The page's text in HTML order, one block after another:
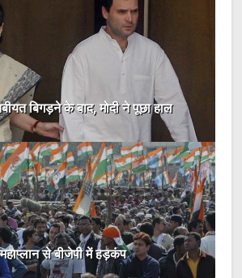
बिगड़ने के बाद, मोदी ने पूछा हाल
से बीजेपी में हड़कंप